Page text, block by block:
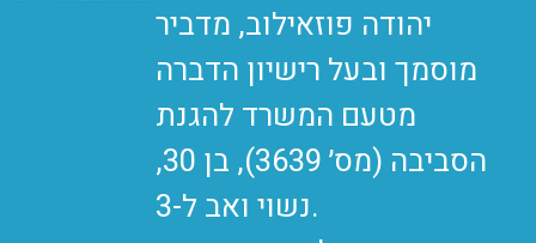
יהודה פוזאילוב, מדביר
מוסמך ובעל רישיון הדברה
מטעם המשרד להגנת
הסביבה (מס׳ 3639), בן 30,
נשוי ואב ל-3.